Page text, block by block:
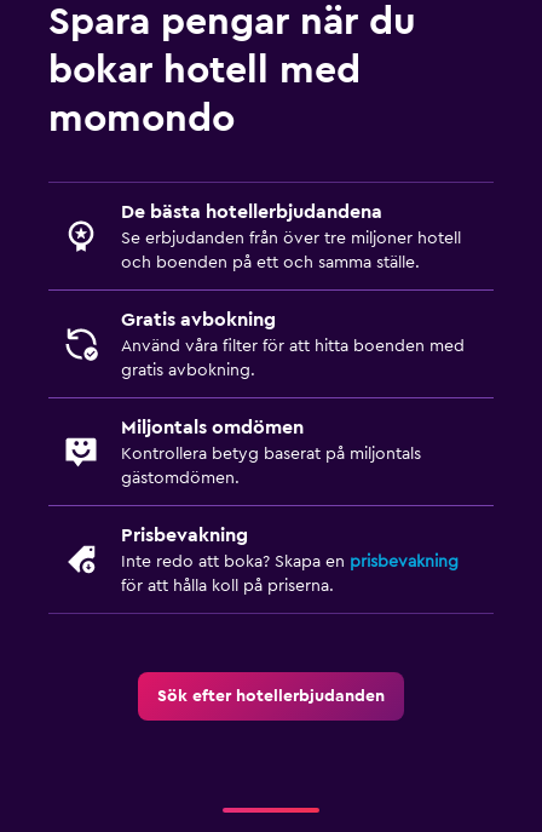
Spara pengar när du
bokar hotell med
momondo
De bästa hotellerbjudandena
Se erbjudanden från över tre miljoner hotell
och boenden på ett och samma ställe.
Gratis avbokning
Använd våra filter för att hitta boenden med
gratis avbokning.
Miljontals omdömen
Kontrollera betyg baserat på miljontals
gästomdömen.
Prisbevakning
Inte redo att boka? Skapa en prisbevakning
för att hålla koll på priserna.
Sök efter hotellerbjudanden